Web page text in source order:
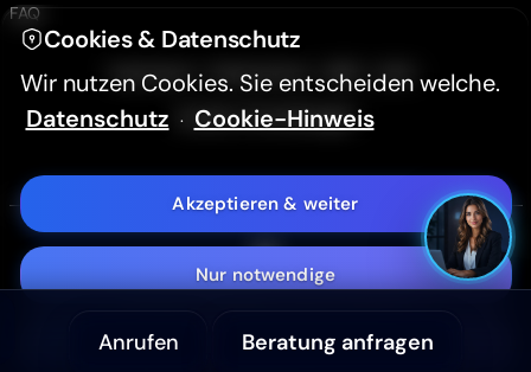
Anrufen Beratung anfragen
FAQ
Impressum ·Datenschutz · AGB · LLMs
Cookie-Einstellungen
Bergisch Digital - KI, IT & WEB
E-Mail:info@bergisch-digital-agentur.de
AaSans Serif Schrift
Barrierefreiheitserklärung
Cookies & Datenschutz
Wir nutzen Cookies. Sie entscheiden welche.
Datenschutz · Cookie-Hinweis
Nur notwendige
Anpassen
Akzeptieren & weiter